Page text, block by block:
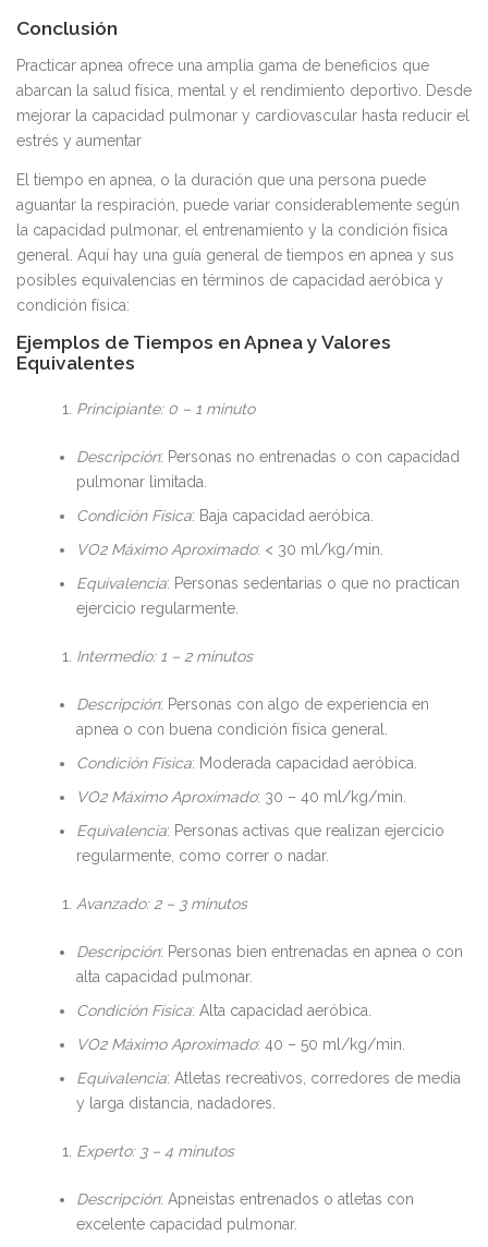
Conclusión
Practicar apnea ofrece una amplia gama de beneficios que
abarcan la salud física, mental y el rendimiento deportivo. Desde
mejorar la capacidad pulmonar y cardiovascular hasta reducir el
estrés y aumentar
El tiempo en apnea, o la duración que una persona puede
aguantar la respiración, puede variar considerablemente según
la capacidad pulmonar, el entrenamiento y la condición física
general. Aquí hay una guía general de tiempos en apnea y sus
posibles equivalencias en términos de capacidad aeróbica y
condición física:
Ejemplos de Tiempos en Apnea y Valores
Equivalentes
Principiante: 0 – 1 minuto
Descripción: Personas no entrenadas o con capacidad
pulmonar limitada.
Condición Física: Baja capacidad aeróbica.
VO2 Máximo Aproximado: < 30 ml/kg/min.
Equivalencia: Personas sedentarias o que no practican
ejercicio regularmente.
Intermedio: 1 – 2 minutos
Descripción: Personas con algo de experiencia en
apnea o con buena condición física general.
Condición Física: Moderada capacidad aeróbica.
VO2 Máximo Aproximado: 30 – 40 ml/kg/min.
Equivalencia: Personas activas que realizan ejercicio
regularmente, como correr o nadar.
Avanzado: 2 – 3 minutos
Descripción: Personas bien entrenadas en apnea o con
alta capacidad pulmonar.
Condición Física: Alta capacidad aeróbica.
VO2 Máximo Aproximado: 40 – 50 ml/kg/min.
Equivalencia: Atletas recreativos, corredores de media
y larga distancia, nadadores.
Experto: 3 – 4 minutos
Descripción: Apneistas entrenados o atletas con
excelente capacidad pulmonar.